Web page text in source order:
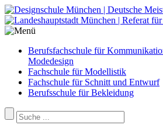
Berufsfachschule für
Modedesign
Fachschule für Modellistik
Fachschule für Schnitt und Entwurf
Berufsschule für Bekleidung